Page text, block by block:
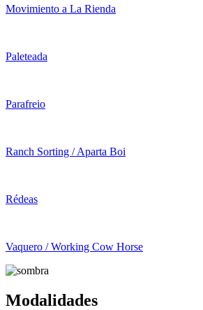
Movimiento a La Rienda
Paleteada
Parafreio
Ranch Sorting / Aparta Boi
Rédeas
Vaquero / Working Cow Horse
Modalidades